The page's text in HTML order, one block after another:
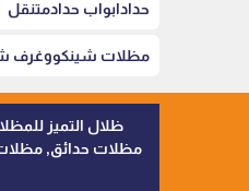
حدادابواب حدادمتنقل
مظلات شينكووغرف
مظلات حدائق,